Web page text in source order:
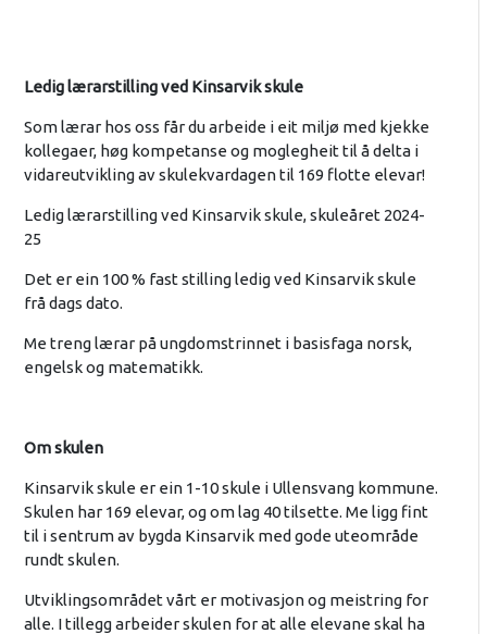
Ledig lærarstilling ved Kinsarvik skule
Som lærar hos oss får du arbeide i eit miljø med kjekke
kollegaer, høg kompetanse og moglegheit til å delta i
vidareutvikling av skulekvardagen til 169 flotte elevar!
Ledig lærarstilling ved Kinsarvik skule, skuleåret 2024-
25
Det er ein 100 % fast stilling ledig ved Kinsarvik skule
frå dags dato.
Me treng lærar på ungdomstrinnet i basisfaga norsk,
engelsk og matematikk.
Om skulen
Kinsarvik skule er ein 1-10 skule i Ullensvang kommune.
Skulen har 169 elevar, og om lag 40 tilsette. Me ligg fint
til i sentrum av bygda Kinsarvik med gode uteområde
rundt skulen.
Utviklingsområdet vårt er motivasjon og meistring for
alle. I tillegg arbeider skulen for at alle elevane skal ha